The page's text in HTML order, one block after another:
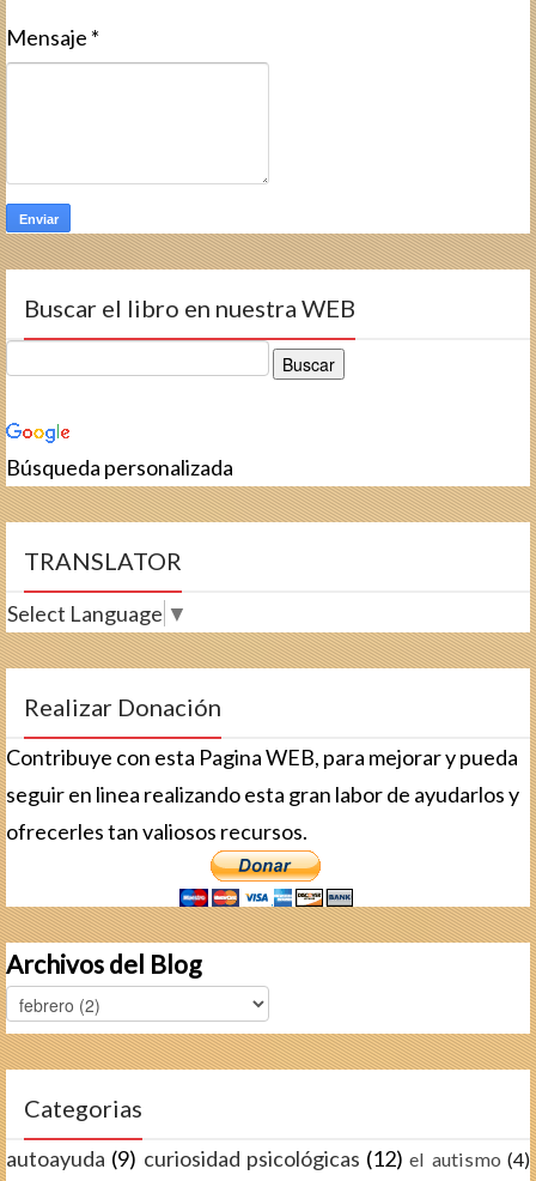
Mensaje *
Buscar el libro en nuestra WEB
Búsqueda personalizada
TRANSLATOR
Select Language ▼
Realizar Donación
Contribuye con esta Pagina WEB, para mejorar y pueda
seguir en linea realizando esta gran labor de ayudarlos y
ofrecerles tan valiosos recursos.
Archivos del Blog
Categorias
autoayuda (9) curiosidad psicológicas (12) el autismo (4)